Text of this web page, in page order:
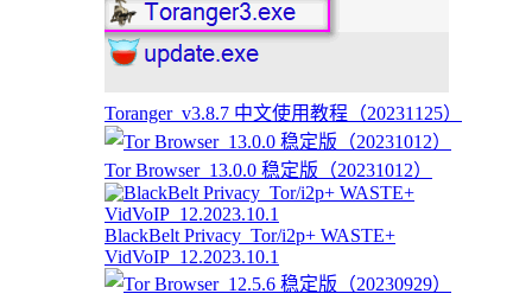
Toranger_v3.8.7 中文使用教程（20231125）
Tor Browser_13.0.0 稳定版（20231012）
BlackBelt Privacy_Tor/i2p+ WASTE+
VidVoIP_12.2023.10.1